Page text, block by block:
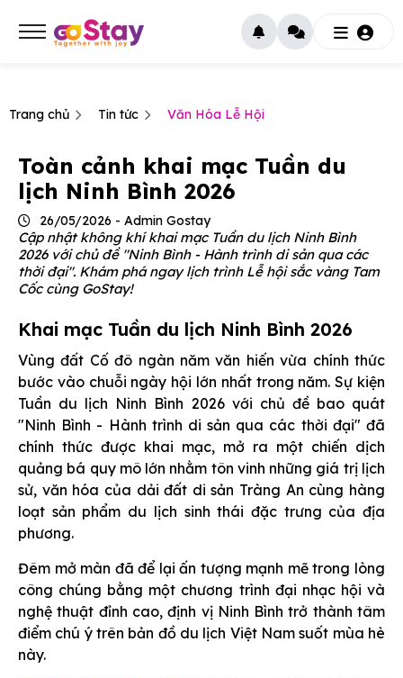
Trang chủ Tin tức Văn Hóa Lễ Hội
Toàn cảnh khai mạc Tuần du
lịch Ninh Bình 2026
26/05/2026 - Admin Gostay
Cập nhật không khí khai mạc Tuần du lịch Ninh Bình
2026 với chủ đề "Ninh Bình - Hành trình di sản qua các
thời đại". Khám phá ngay lịch trình Lễ hội sắc vàng Tam
Cốc cùng GoStay!
Khai mạc Tuần du lịch Ninh Bình 2026
Vùng đất Cố đô ngàn năm văn hiến vừa chính thức
bước vào chuỗi ngày hội lớn nhất trong năm. Sự kiện
Tuần du lịch Ninh Bình 2026 với chủ đề bao quát
"Ninh Bình - Hành trình di sản qua các thời đại" đã
chính thức được khai mạc, mở ra một chiến dịch
quảng bá quy mô lớn nhằm tôn vinh những giá trị lịch
sử, văn hóa của dải đất di sản Tràng An cùng hàng
loạt sản phẩm du lịch sinh thái đặc trưng của địa
phương.
Đêm mở màn đã để lại ấn tượng mạnh mẽ trong lòng
công chúng bằng một chương trình đại nhạc hội và
nghệ thuật đỉnh cao, định vị Ninh Bình trở thành tâm
điểm chú ý trên bản đồ du lịch Việt Nam suốt mùa hè
này.